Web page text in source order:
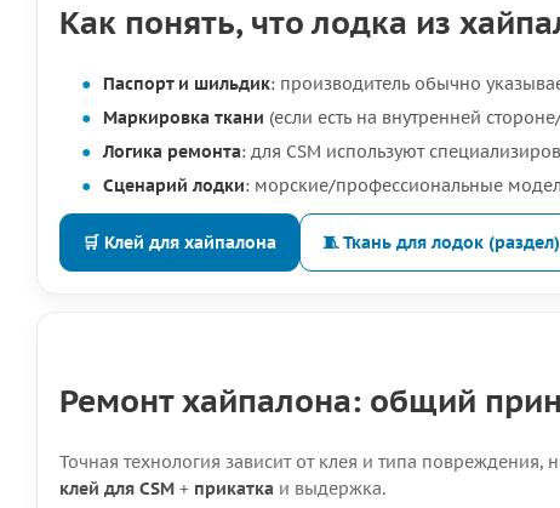
Как понять, что лодка из
Паспорт и шильдик: производитель обычно
Маркировка ткани (если есть на внутренней
Логика ремонта: для CSM используют
Сценарий лодки: морские/профессиональные
🛒 Клей для хайпалона 🧵 Ткань для лодок (раздел)
Ремонт хайпалона: общий
Точная технология зависит от клея и типа повреждения,
клей для CSM + прикатка и выдержка.